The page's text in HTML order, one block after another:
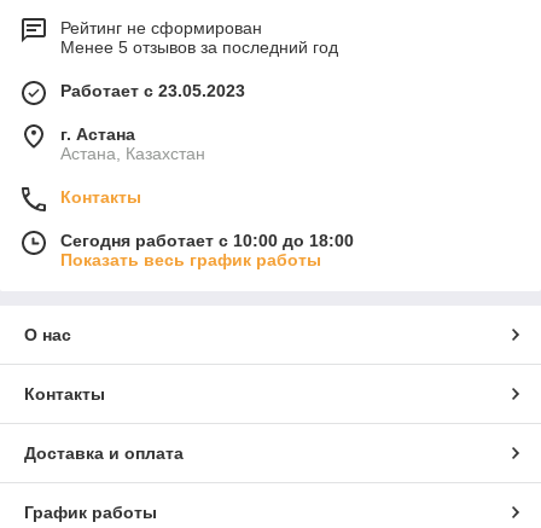
Рейтинг не сформирован
Менее 5 отзывов за последний год
Работает с 23.05.2023
г. Астана
Астана, Казахстан
Контакты
Сегодня работает с 10:00 до 18:00
Показать весь график работы
О нас
Контакты
Доставка и оплата
График работы